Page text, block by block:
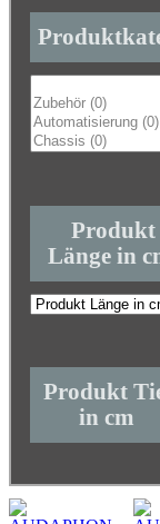
Produkt
Länge in
Produkt
in cm